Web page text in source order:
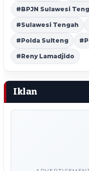
#BPJN Sulawesi
#Sulawesi Tengah
#Polda Sulteng
#Reny Lamadjido
Iklan